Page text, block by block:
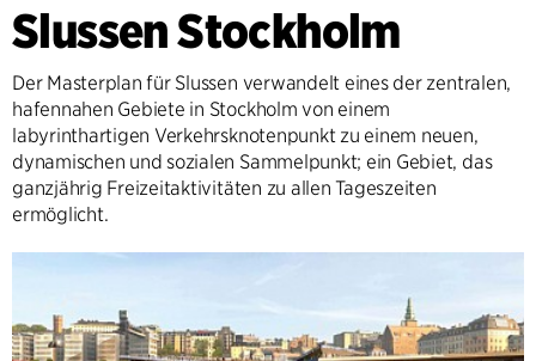
Slussen Stockholm
Der Masterplan für Slussen verwandelt eines der zentralen,
hafennahen Gebiete in Stockholm von einem
labyrinthartigen Verkehrsknotenpunkt zu einem neuen,
dynamischen und sozialen Sammelpunkt; ein Gebiet, das
ganzjährig Freizeitaktivitäten zu allen Tageszeiten
ermöglicht.